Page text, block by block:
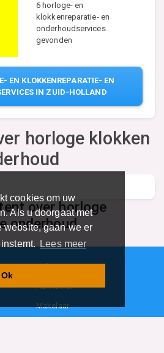
cookies om uw
Als u doorgaat met
website, gaan we er
Lees meer
Ok
6 horloge- en
klokkenreparatie- en
onderhoudservices
gevonden
EN KLOKKENREPARATIE- EN
IN ZUID-HOLLAND
horloge klokken
over horloge
onderhoud
uw regio
Aannemer
Makelaar